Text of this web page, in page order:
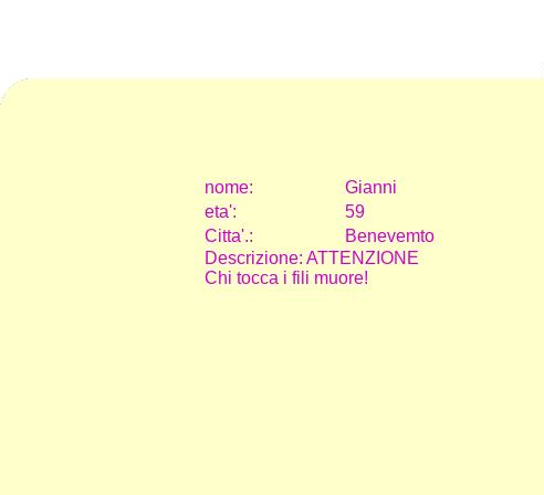
nome:
Gianni
eta':
59
Citta'.:
Benevemto
Descrizione: ATTENZIONE
Chi tocca i fili muore!